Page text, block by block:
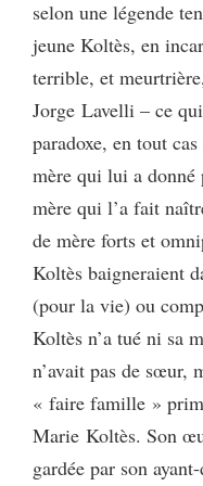
selon une légende
jeune Koltès, en
terrible, et
Jorge Lavelli – ce
paradoxe, en tout
mère qui lui a donné
mère qui l’a fait
de mère forts et
Koltès baigneraient
(pour la vie) ou
Koltès n’a tué ni sa
n’avait pas de sœur,
« faire famille »
Marie Koltès. Son
gardée par son